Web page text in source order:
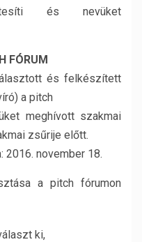
és nevüket
FÓRUM
és felkészített
a pitch
meghívott szakmai
zsűrije előtt.
2016. november 18.
a pitch fórumon
ki,